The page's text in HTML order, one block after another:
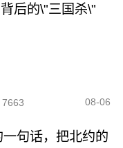
后的\"三国杀\"
7663 08-06
句话，把北约的